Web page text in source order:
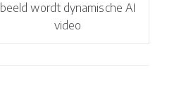
beeld wordt dynamische AI
video